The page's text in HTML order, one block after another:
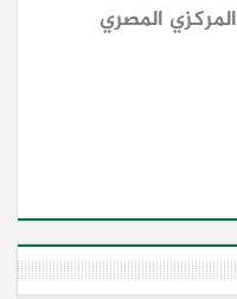
المصري